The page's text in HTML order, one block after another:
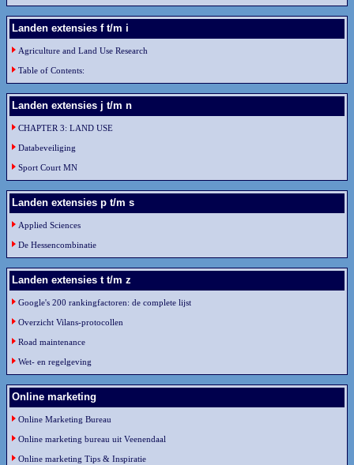
Landen extensies f t/m i
Agriculture and Land Use Research
Table of Contents:
Landen extensies j t/m n
CHAPTER 3: LAND USE
Databeveiliging
Sport Court MN
Landen extensies p t/m s
Applied Sciences
De Hessencombinatie
Landen extensies t t/m z
Google's 200 rankingfactoren: de complete lijst
Overzicht Vilans-protocollen
Road maintenance
Wet- en regelgeving
Online marketing
Online Marketing Bureau
Online marketing bureau uit Veenendaal
Online marketing Tips & Inspiratie